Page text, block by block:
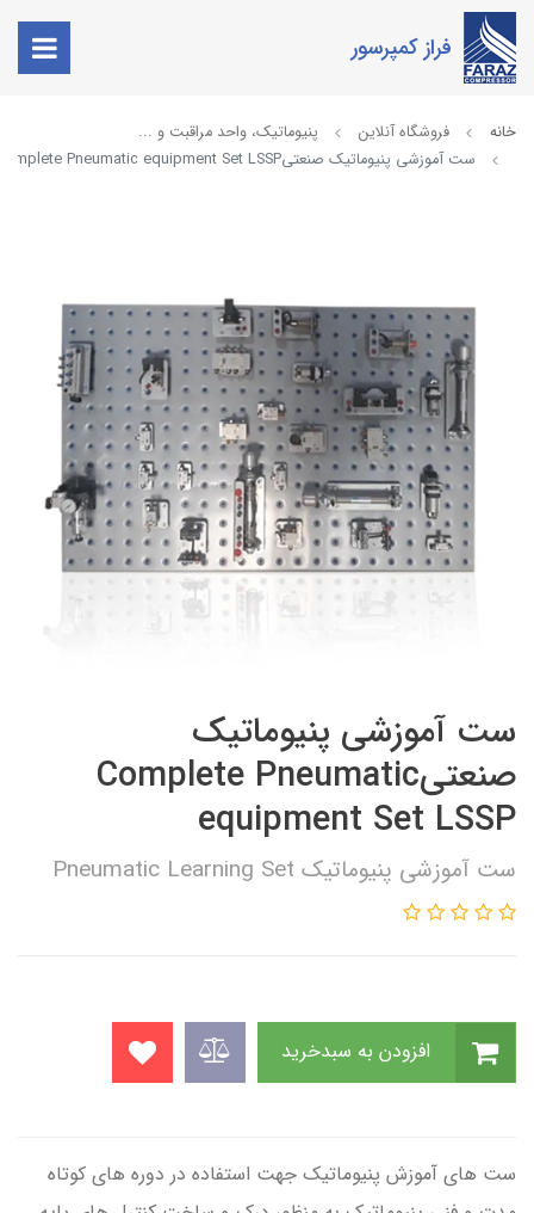
فراز کمپرسور
خانه فروشگاه آنلاین
پنیوماتیک، واحد مراقبت و ...
ست آموزشی پنیوماتیک صنعتیComplete Pneumatic equipment Set LSSP
ست آموزشی پنیوماتیک
صنعتیComplete Pneumatic
equipment Set LSSP
ست آموزشی پنیوماتیک Pneumatic Learning Set
ست های آموزش پنیوماتیک جهت استفاده در دوره های کوتاه